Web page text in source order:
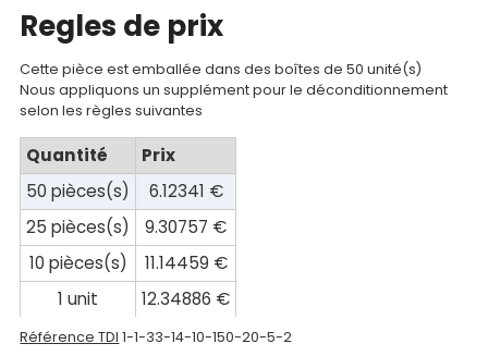
Documentations
Mon
compte
Mon
panier
Contact
Regles de prix
Cette pièce est emballée dans des boîtes de 50 unité(s)
Nous appliquons un supplément pour le déconditionnement
selon les règles suivantes
Quantité
Prix
50 pièces(s)
6.12341 €
25 pièces(s)
9.30757 €
10 pièces(s)
11.14459 €
1 unit
12.34886 €
Référence TDI 1-1-33-14-10-150-20-5-2